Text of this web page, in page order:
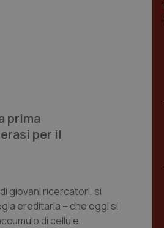
prima
per il
giovani ricercatori, si
ereditaria – che oggi si
di cellule